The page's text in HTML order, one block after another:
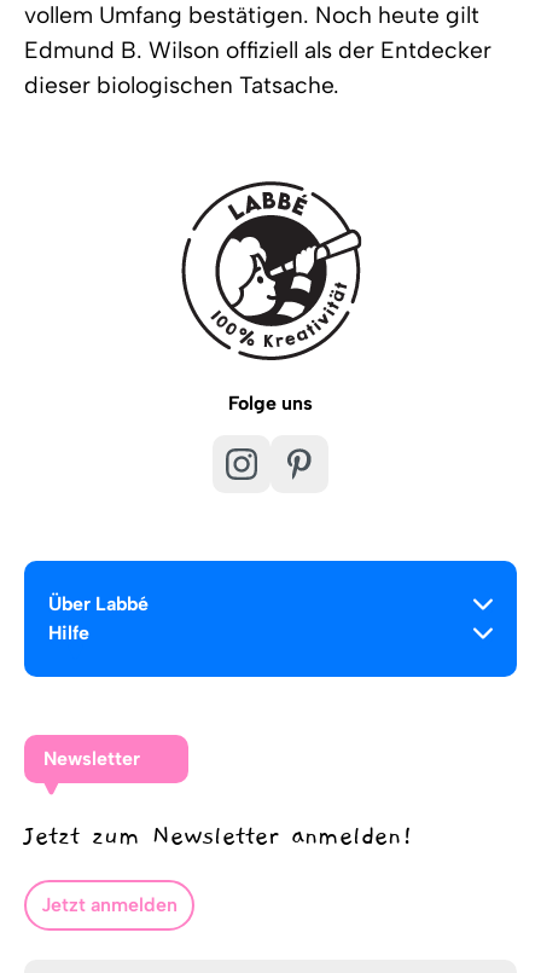
vollem Umfang bestätigen. Noch heute gilt
Edmund B. Wilson offiziell als der Entdecker
dieser biologischen Tatsache.
Folge uns
Über Labbé
Hilfe
Newsletter
Jetzt zum Newsletter anmelden!
Jetzt anmelden